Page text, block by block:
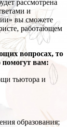
рассмотрена
и
вы сможете
работающем
вопросах, то
помогут вам:
тьютора и
образования;